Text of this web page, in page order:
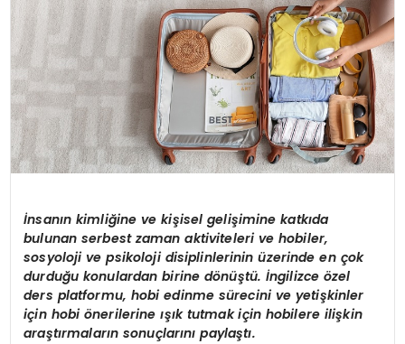
İnsanın kimliğine ve kişisel gelişimine katkıda
bulunan serbest zaman aktiviteleri ve hobiler,
sosyoloji ve psikoloji disiplinlerininüzerinde en çok
durduğu konulardan birine dönüştü. İngilizceözel
ders platformu, hobi edinme sürecini ve yetişkinler
için hobiönerilerineışık tutmak için hobilere ilişkin
araştırmaların sonuçlarınıpaylaştı.